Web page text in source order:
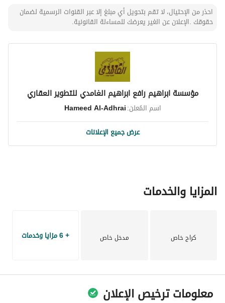
احذر من الإحتيال، لا تقم بتحويل أي مبلغ إلا عبر القنوات الرسمية لضمان
حقوقك .الإعلان عن الغير يعرضك للمساءلة القانونية.
مؤسسة ابراهيم رافع ابراهيم الغامدي للتطوير العقاري
اسم المُعلن:Hameed Al-Adhrai
عرض جميع الإعلانات
المزايا والخدمات
كراج خاص مدخل خاص + 6 مزايا وخدمات
معلومات ترخيص الإعلان